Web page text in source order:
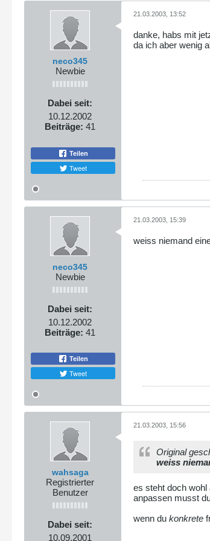
neco345
Newbie
Dabei seit:
10.12.2002
Beiträge: 41
Teilen
Tweet
21.03.2003, 13:52
danke, habs mit
da ich aber wenig
neco345
Newbie
Dabei seit:
10.12.2002
Beiträge: 41
Teilen
Tweet
21.03.2003, 15:39
weiss niemand
wahsaga
Registrierter
Benutzer
Dabei seit:
10.09.2001
21.03.2003, 15:56
Original
weiss
es steht doch wohl
anpassen musst
wenn du konkrete